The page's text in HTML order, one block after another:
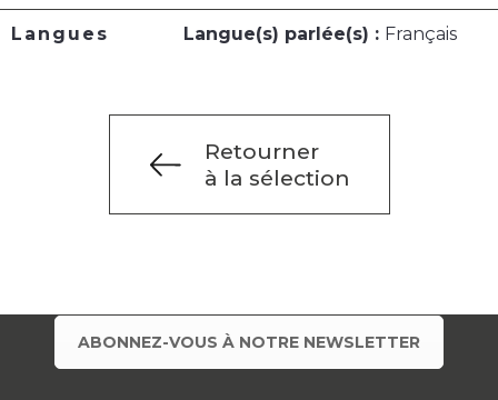
Langues Langue(s) parlée(s) : Français
Retourner
à la sélection
ABONNEZ-VOUS À NOTRE NEWSLETTER